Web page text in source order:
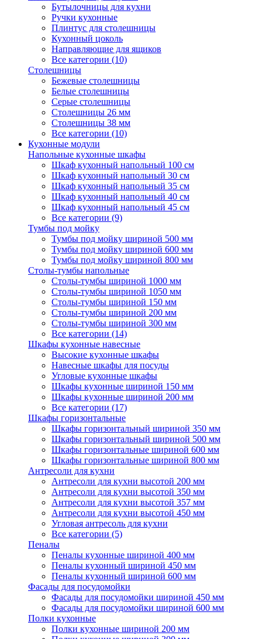
Бутылочницы для кухни
Ручки кухонные
Плинтус для столешницы
Кухонный цоколь
Направляющие для ящиков
Все категории (10)
Столешницы
Бежевые столешницы
Белые столешницы
Серые столешницы
Столешницы 26 мм
Столешницы 38 мм
Все категории (10)
Кухонные модули
Напольные кухонные шкафы
Шкаф кухонный напольный 100 см
Шкаф кухонный напольный 30 см
Шкаф кухонный напольный 35 см
Шкаф кухонный напольный 40 см
Шкаф кухонный напольный 45 см
Все категории (9)
Тумбы под мойку
Тумбы под мойку шириной 500 мм
Тумбы под мойку шириной 600 мм
Тумбы под мойку шириной 800 мм
Столы-тумбы напольные
Столы-тумбы шириной 1000 мм
Столы-тумбы шириной 1050 мм
Столы-тумбы шириной 150 мм
Столы-тумбы шириной 200 мм
Столы-тумбы шириной 300 мм
Все категории (14)
Шкафы кухонные навесные
Высокие кухонные шкафы
Навесные шкафы для посуды
Угловые кухонные шкафы
Шкафы кухонные шириной 150 мм
Шкафы кухонные шириной 200 мм
Все категории (17)
Шкафы горизонтальные
Шкафы горизонтальный шириной 350 мм
Шкафы горизонтальный шириной 500 мм
Шкафы горизонтальные шириной 600 мм
Шкафы горизонтальные шириной 800 мм
Антресоли для кухни
Антресоли для кухни высотой 200 мм
Антресоли для кухни высотой 350 мм
Антресоли для кухни высотой 357 мм
Антресоли для кухни высотой 450 мм
Угловая антресоль для кухни
Все категории (5)
Пеналы
Пеналы кухонные шириной 400 мм
Пеналы кухонный шириной 450 мм
Пеналы кухонный шириной 600 мм
Фасады для посудомойки
Фасады для посудомойки шириной 450 мм
Фасады для посудомойки шириной 600 мм
Полки кухонные
Полки кухонные шириной 200 мм